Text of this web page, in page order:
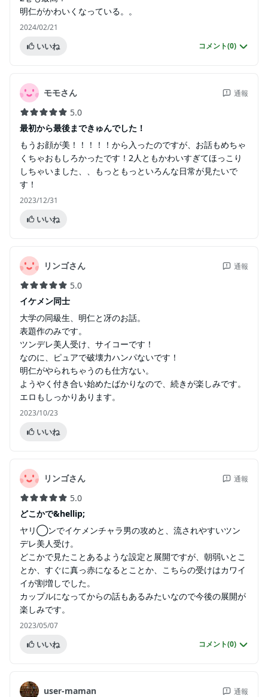
明仁がかわいくなっている。。
2024/02/21
いいね コメント(0)
モモさん 通報
5.0
最初から最後まできゅんでした！
もうお顔が美！！！！！から入ったのですが、お話もめちゃ
くちゃおもしろかったです！2人ともかわいすぎてほっこり
しちゃいました、、もっともっといろんな日常が見たいで
す！
2023/12/31
いいね
リンゴさん 通報
5.0
イケメン同士
大学の同級生、明仁と冴のお話。
表題作のみです。
ツンデレ美人受け、サイコーです！
なのに、ピュアで破壊力ハンパないです！
明仁がやられちゃうのも仕方ない。
ようやく付き合い始めたばかりなので、続きが楽しみです。
エロもしっかりあります。
2023/10/23
いいね
リンゴさん 通報
5.0
どこかで&hellip;
ヤリ◯ンでイケメンチャラ男の攻めと、流されやすいツン
デレ美人受け。
どこかで見たことあるような設定と展開ですが、朝弱いとこ
とか、すぐに真っ赤になるとことか、こちらの受けはカワイ
イが割増しでした。
カップルになってからの話もあるみたいなので今後の展開が
楽しみです。
2023/05/07
いいね コメント(0)
user-maman 通報